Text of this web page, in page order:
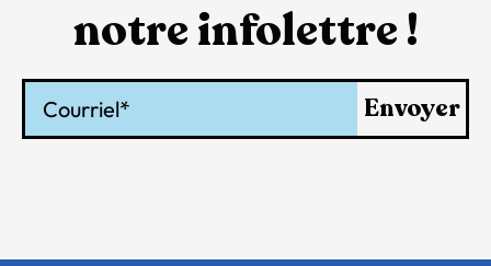
notre infolettre !
Envoyer